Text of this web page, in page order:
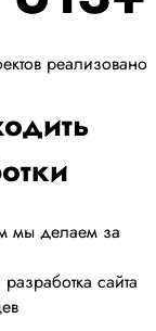
реализовано
мы делаем за
разработка сайта